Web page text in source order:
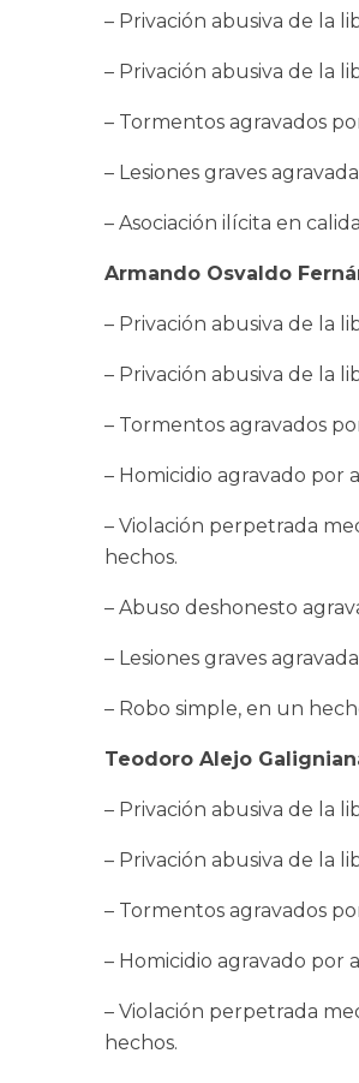
– Privación abusiva de la
– Privación abusiva de la
– Tormentos agravados
– Lesiones graves
– Asociación ilícita en
Armando Osvaldo
– Privación abusiva de la
– Privación abusiva de la
– Tormentos agravados
– Homicidio agravado por
– Violación perpetrada
hechos.
– Abuso deshonesto
– Lesiones graves
– Robo simple, en un
Teodoro Alejo
– Privación abusiva de la
– Privación abusiva de la
– Tormentos agravados
– Homicidio agravado por
– Violación perpetrada
hechos.